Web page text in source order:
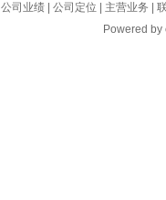
公司业绩 公司定位 主营业务
Powered by